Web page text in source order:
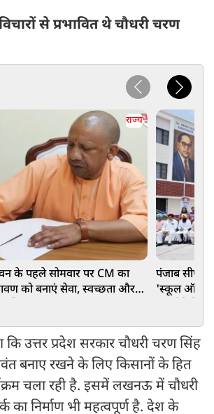
से प्रभावित थे चौधरी चरण
राज्य
के पहले सोमवार पर CM का
को बनाएं सेवा, स्वच्छता और
पंजाब सीएम
'स्कूल ऑफ
कि उत्तर प्रदेश सरकार चौधरी चरण सिंह
बनाए रखने के लिए किसानों के हित
चला रही है. इसमें लखनऊ में चौधरी
का निर्माण भी महत्वपूर्ण है. देश के